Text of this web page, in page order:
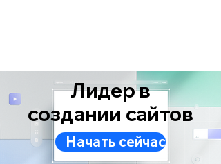
Лидер в
создании сайтов
Начать сейчас